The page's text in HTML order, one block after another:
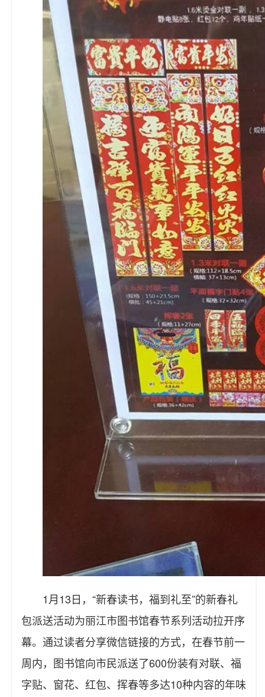
1月13日，“新春读书，福到礼至”的新春礼
包派送活动为丽江市图书馆春节系列活动拉开序
幕。通过读者分享微信链接的方式，在春节前一
周内，图书馆向市民派送了600份装有对联、福
字贴、窗花、红包、挥春等多达10种内容的年味